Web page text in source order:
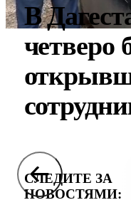
В
четверо
СЛЕДИТЕ ЗА
НОВОСТЯМИ: